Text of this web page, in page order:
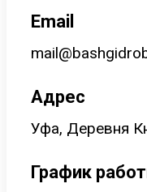
Email
Адрес
Уфа, Деревня
График